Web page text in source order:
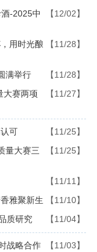
-2025中
【12/02】
用时光酿
【11/28】
满举行
【11/28】
大赛两项
【11/27】
可
【11/25】
量大赛三
【11/25】
【11/11】
雅聚新生
【11/10】
质研究
【11/04】
战略合作
【11/03】